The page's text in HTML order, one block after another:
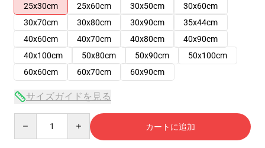
25x30cm
25x60cm 30x50cm
30x60cm
30x70cm
30x80cm 30x90cm
35x44cm
40x60cm
40x70cm 40x80cm
40x90cm
40x100cm
50x80cm 50x90cm
50x100cm
60x60cm
60x70cm 60x90cm
サイズガイドを見る
カートに追加